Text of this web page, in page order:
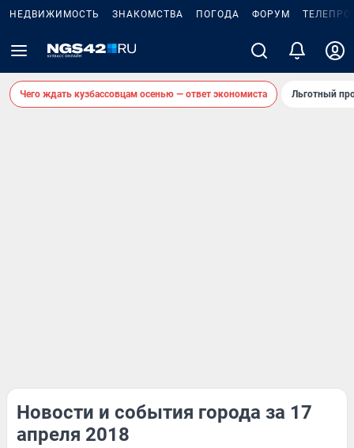
НЕДВИЖИМОСТЬ ЗНАКОМСТВА ПОГОДА ФОРУМ
Чего ждать кузбассовцам осенью — ответ экономиста Льготный
Новости и события города за 17
апреля 2018